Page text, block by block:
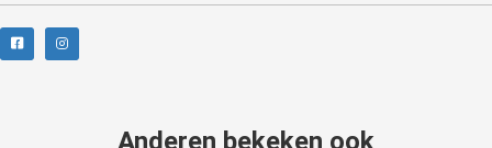
Anderen bekeken ook